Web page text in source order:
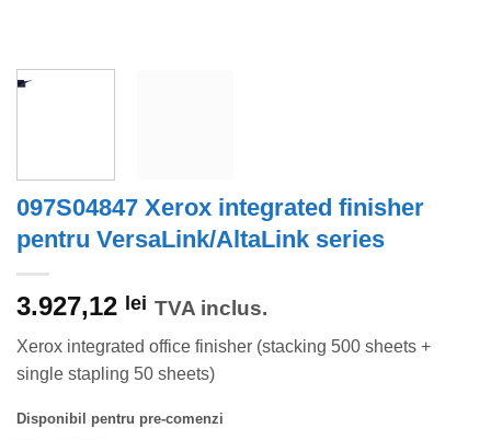
097S04847 Xerox integrated finisher
pentru VersaLink/AltaLink series
3.927,12 lei TVA inclus.
Xerox integrated office finisher (stacking 500 sheets +
single stapling 50 sheets)
Disponibil pentru pre-comenzi